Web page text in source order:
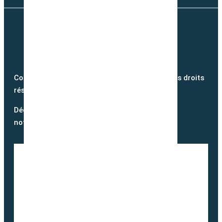
Copyright @2026 semence-biologique.fr – Tous droits
réservés – Réalisé par
Découvrez notre blog et suivez
notre actualité